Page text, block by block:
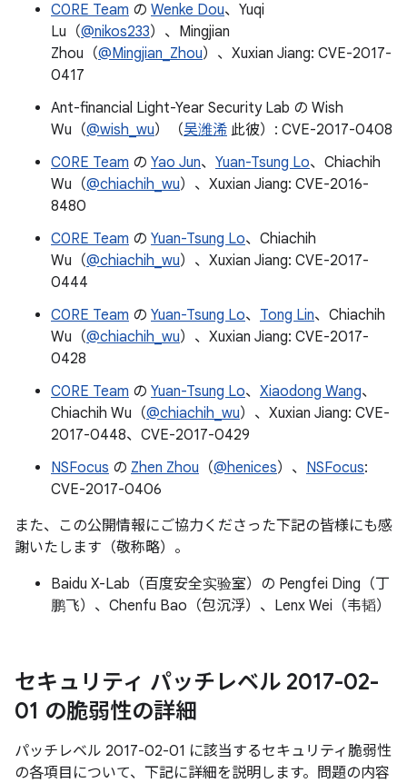
C0RE Team の Wenke Dou、Yuqi
Lu（@nikos233）、Mingjian
Zhou（@Mingjian_Zhou）、Xuxian Jiang: CVE-2017-
0417
Ant-financial Light-Year Security Lab の Wish
Wu（@wish_wu）（吴潍浠 此彼）: CVE-2017-0408
C0RE Team の Yao Jun、 Yuan-Tsung Lo、Chiachih
Wu（@chiachih_wu）、Xuxian Jiang: CVE-2016-
8480
C0RE Team の Yuan-Tsung Lo、Chiachih
Wu（@chiachih_wu）、Xuxian Jiang: CVE-2017-
0444
C0RE Team の Yuan-Tsung Lo、 Tong Lin、Chiachih
Wu（@chiachih_wu）、Xuxian Jiang: CVE-2017-
0428
C0RE Team の Yuan-Tsung Lo、 Xiaodong Wang、
Chiachih Wu（@chiachih_wu）、Xuxian Jiang: CVE-
2017-0448、CVE-2017-0429
NSFocus の Zhen Zhou （@henices）、 NSFocus:
CVE-2017-0406
また、この公開情報にご協力くださった下記の皆様にも感
謝いたします（敬称略）。
Baidu X-Lab（百度安全实验室）の Pengfei Ding（丁
鹏飞）、Chenfu Bao（包沉浮）、Lenx Wei（韦韬）
セキュリティ パッチレベル 2017-02-
01 の脆弱性の詳細
パッチレベル 2017-02-01 に該当するセキュリティ脆弱性
の各項目について、下記に詳細を説明します。問題の内容